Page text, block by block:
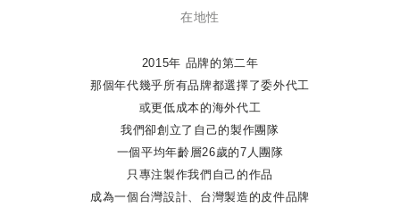
在地性
2015年 品牌的第二年
那個年代幾乎所有品牌都選擇了委外代工
或更低成本的海外代工
我們卻創立了自己的製作團隊
一個平均年齡層26歲的7人團隊
只專注製作我們自己的作品
成為一個台灣設計、台灣製造的皮件品牌